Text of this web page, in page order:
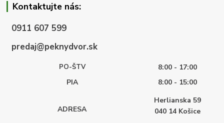
Kontaktujte nás:
0911 607 599
predaj@peknydvor.sk
PO-ŠTV
8:00 - 17:00
PIA
8:00 - 15:00
ADRESA
Herlianska 59
040 14 Košice